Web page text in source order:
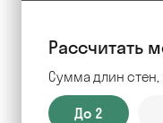
Рассчитать
Сумма длин стен,
До 2